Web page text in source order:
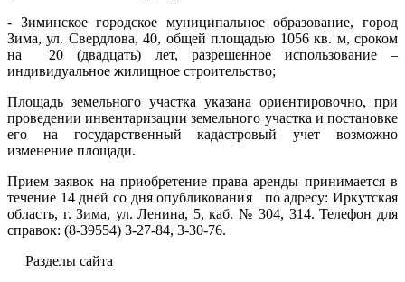
- Зиминское городское муниципальное образование, город
Зима, ул. Свердлова, 40, общей площадью 1056 кв. м, сроком
на 20 (двадцать) лет, разрешенное использование –
индивидуальное жилищное строительство;
Площадь земельного участка указана ориентировочно, при
проведении инвентаризации земельного участка и постановке
его на государственный кадастровый учет возможно
изменение площади.
Прием заявок на приобретение права аренды принимаетсяв
течение 14 дней со дня опубликования
по адресу: Иркутская
область, г. Зима, ул. Ленина, 5, каб. № 304, 314. Телефон для
справок: (8-39554) 3-27-84, 3-30-76.
Разделы сайта